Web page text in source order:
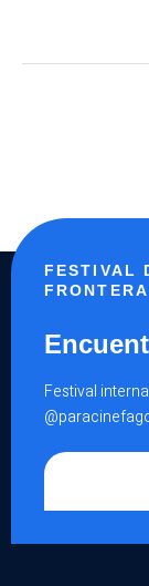
FESTIVAL
FRONTERA
Festival